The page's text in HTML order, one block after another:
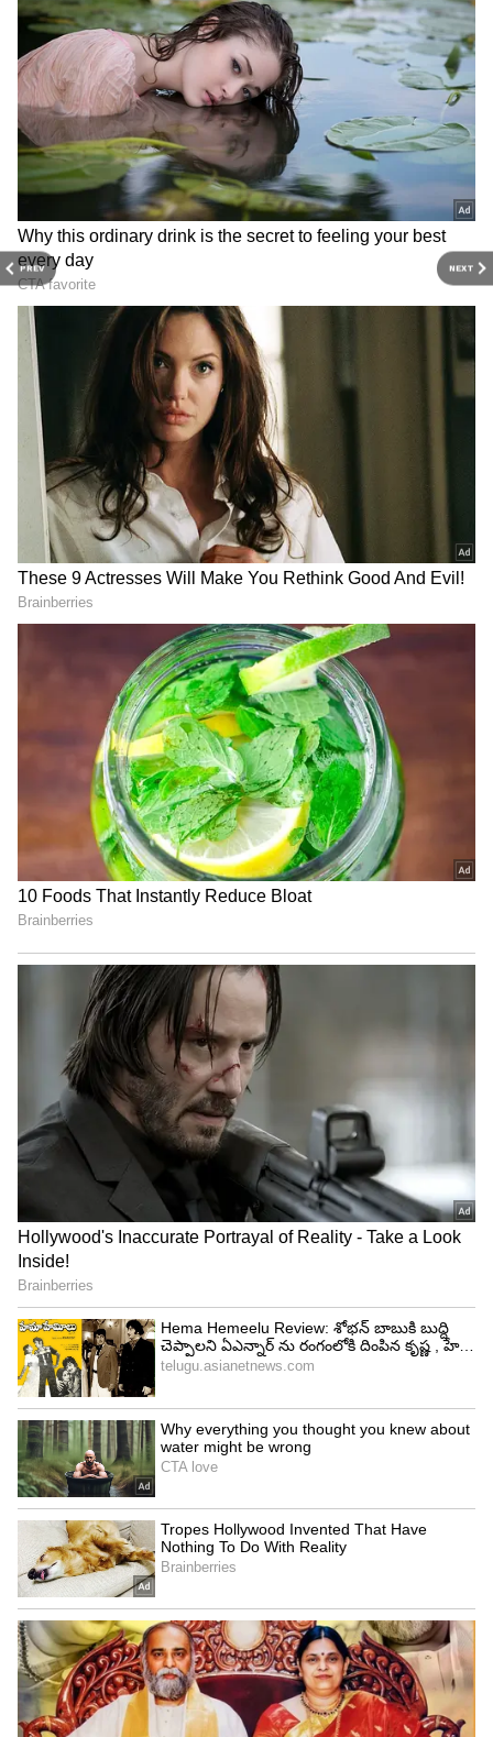
PREV NEXT
వస్తుందని నమ్మకం ఉంది. సినిమాకు 'A' సర్టిఫికెట్
వచ్చిందనే వార్తలన్నీ వదంతులే. సర్టిఫికెట్ రాగానే రిలీజ్
డేట్ ప్రకటిస్తాం" అని చిత్రబృందానికి చెందిన ఒకరు
తెలిపారు.
Sr NTR: ఎన్టీఆర్ ను ఎదిరించి మాట్లాడే దమ్మున్న
మొనగాడు ఎవరో తెలుసా? బాలకృష్ణ చెప్పిన
560 కోట్ల ఆస్తి.. లగ్జరీ కార్లు, సొంత వ్యాపారాలతో
మహా రాణిలా ఎంజాయ్ చేస్తోన్న హీరోయిన్ ఎవరో
3
4
Image Credit : KVN Productions
జులై రిలీజ్ వార్తలన్నీ అబద్ధమేనా?
మొదట 'జననాయగన్' సినిమాను జులై 16న రిలీజ్ చేస్తారని
వార్తలు వచ్చాయి. కొన్ని కట్స్ సూచించి, CBFC ఈ
సినిమాకు 'A' సర్టిఫికెట్ ఇచ్చిందని కూడా ప్రచారం జరిగింది.
ఒకవేళ జులై 16 మిస్ అయితే, జులై 24న లేదా జులై 31న
విడుదల చేసేందుకు నిర్మాతలు ప్లాన్ చేస్తున్నారని అన్నారు.
అయితే, జులై 31న విజయ్ కొడుకు జేసన్ సంజయ్
దర్శకత్వం వహిస్తున్న తొలి సినిమా 'సిగ్మా' రిలీజ్
అవుతుండటంతో ఇంకా ఫైనల్ నిర్ణయం తీసుకోలేదని కూడా
కథనాలు వచ్చాయి. కానీ ఇప్పుడు ఈ వార్తలకు ఎలాంటి
అధికారిక ఆధారం లేదని స్పష్టమైంది.